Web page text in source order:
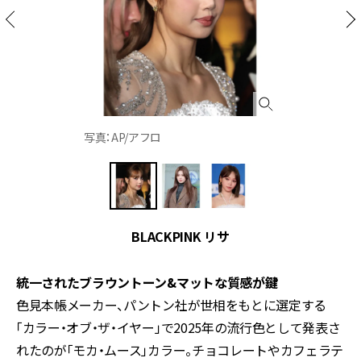
写真：AP/アフロ
BLACKPINK リサ
統一されたブラウントーン&マットな質感が鍵
色見本帳メーカー、パントン社が世相をもとに選定する
「カラー・オブ・ザ・イヤー」で2025年の流行色として発表さ
れたのが「モカ・ムース」カラー。チョコレートやカフェラテ